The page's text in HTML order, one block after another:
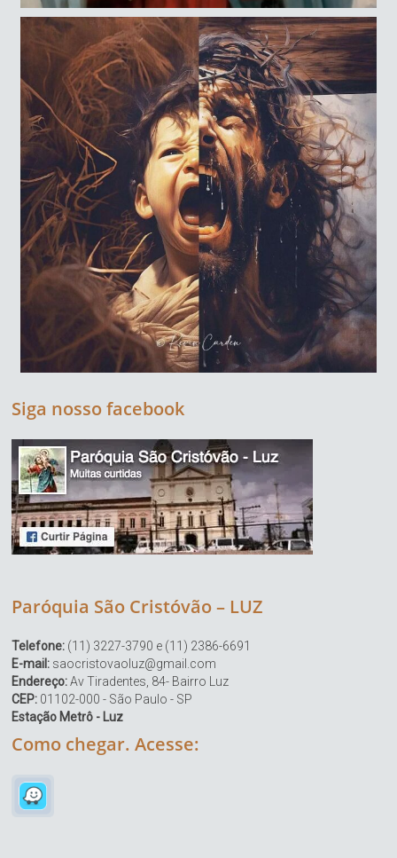
Siga nosso facebook
Paróquia São Cristóvão – LUZ
Telefone: (11) 3227-3790 e (11) 2386-6691
E-mail: saocristovaoluz@gmail.com
Endereço:Av Tiradentes, 84- Bairro Luz
CEP: 01102-000 - São Paulo - SP
Estação Metrô - Luz
Como chegar. Acesse: